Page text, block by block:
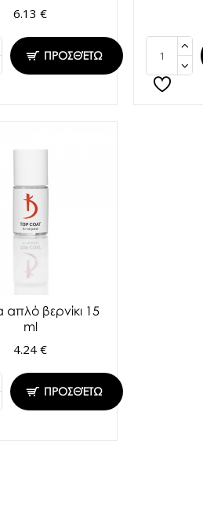
6.13 €
ΠΡΟΣΘΈΤΩ
απλό βερνίκι 15
ml
4.24 €
ΠΡΟΣΘΈΤΩ